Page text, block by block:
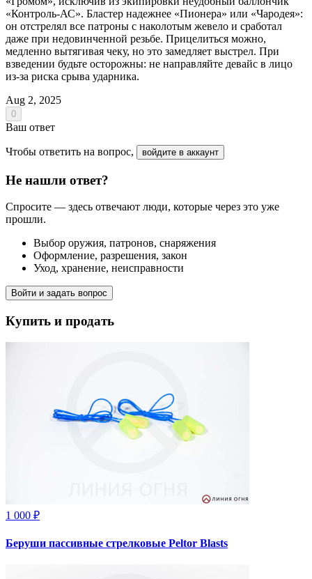
«Контроль-АС». Бластер надежнее «Пионера» или «Чародея»:
он отстрелял все патроны с наколотым жевело и сработал
даже при недовинченной резьбе. Прицелиться можно,
медленно вытягивая чеку, но это замедляет выстрел. При
взведении будьте осторожны: не направляйте девайс в лицо
из-за риска срыва ударника.
Aug 2, 2025
0
Ваш ответ
Чтобы ответить на вопрос, войдите в аккаунт
Не нашли ответ?
Спросите — здесь отвечают люди, которые через это уже
прошли.
Выбор оружия, патронов, снаряжения
Оформление, разрешения, закон
Уход, хранение, неисправности
Войти и задать вопрос
Купить и продать
1 000 ₽
Беруши пассивные стрелковые Peltor Blasts